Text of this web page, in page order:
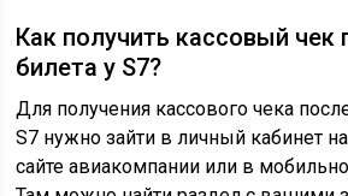
Как получить кассовый чек
билета у S7?
Для получения кассового чека
S7 нужно зайти в личный кабинет
сайте авиакомпании или в